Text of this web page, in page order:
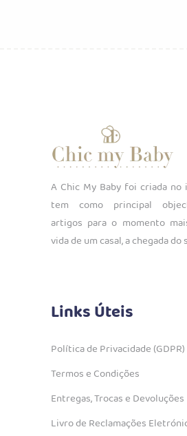
A Chic My Baby foi criada no
tem como principal
artigos para o momento
vida de um casal, a chegada do
Links Úteis
Política de Privacidade (GDPR)
Termos e Condições
Entregas, Trocas e Devoluções
Livro de Reclamações